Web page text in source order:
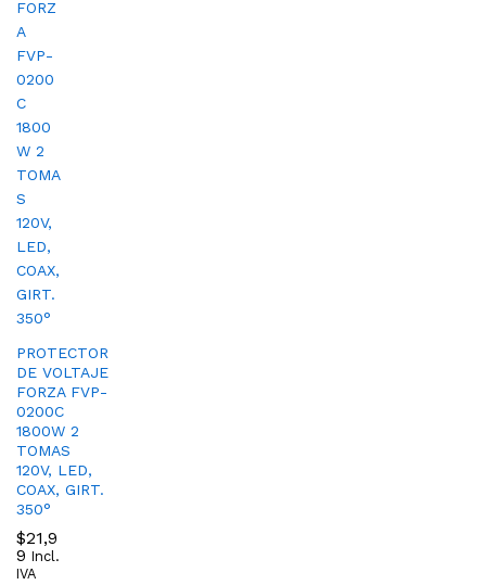
PROTECTOR
DE VOLTAJE
FORZA FVP-
0200C
1800W 2
TOMAS
120V, LED,
COAX, GIRT.
350°
$21,9
9 Incl.
IVA